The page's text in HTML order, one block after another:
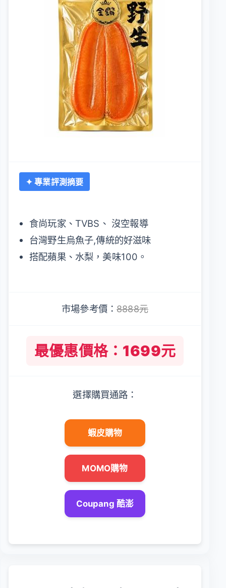
✦ 專業評測摘要
食尚玩家、TVBS、 沒空報導
台灣野生烏魚子,傳統的好滋味
搭配蘋果、水梨，美味100。
市場參考價：8888元
最優惠價格：1699元
選擇購買通路：
蝦皮購物
MOMO購物
Coupang 酷澎